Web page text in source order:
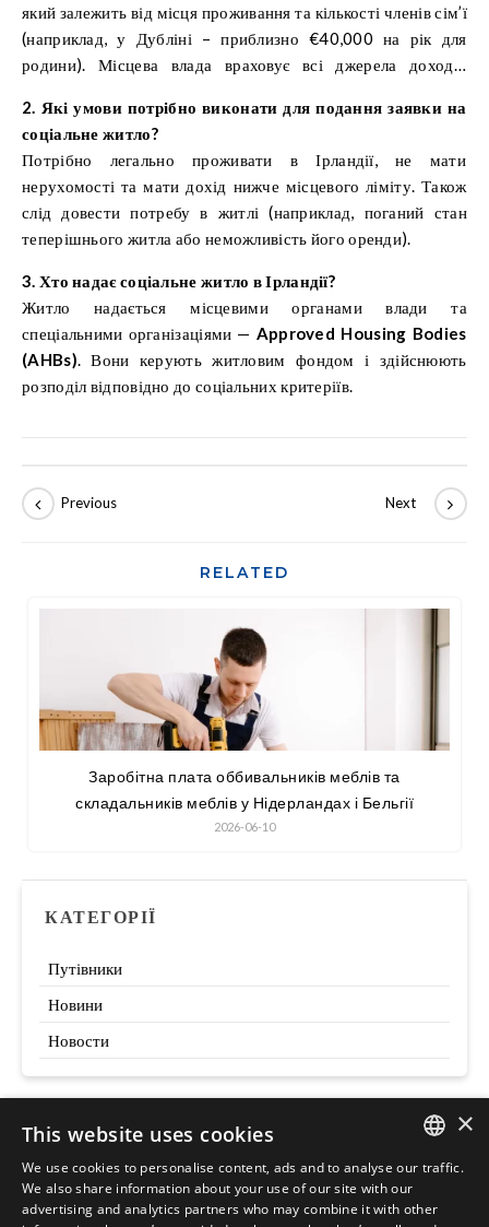
який залежить від місця проживання та кількості членів сім’ї
(наприклад, у Дубліні – приблизно €40,000 на рік для
родини). Місцева влада враховує всі джерела доходу,
2. Які умови потрібно виконати для подання заявки на
соціальне житло?
Потрібно легально проживати в Ірландії, не мати
нерухомості та мати дохід нижче місцевого ліміту. Також
слід довести потребу в житлі (наприклад, поганий стан
теперішнього житла або неможливість його оренди).
3. Хто надає соціальне житло в Ірландії?
Житло надається місцевими органами влади та
спеціальними організаціями — Approved Housing Bodies
(AHBs). Вони керують житловим фондом і здійснюють
розподіл відповідно до соціальних критеріїв.
RELATED
Заробітна плата оббивальників меблів та
складальників меблів у Нідерландах і Бельгії
2026-06-10
КАТЕГОРІЇ
Путівники
Новини
Новости
ENGLISH
×
This website uses cookies
We use cookies to personalise content, ads and to analyse our traffic.
We also share information about your use of our site with our
advertising and analytics partners who may combine it with other